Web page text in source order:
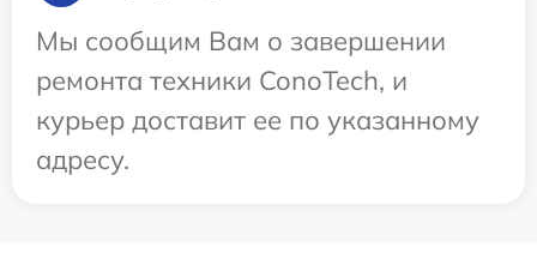
Мы сообщим Вам о завершении
ремонта техники ConoTech, и
курьер доставит ее по указанному
адресу.